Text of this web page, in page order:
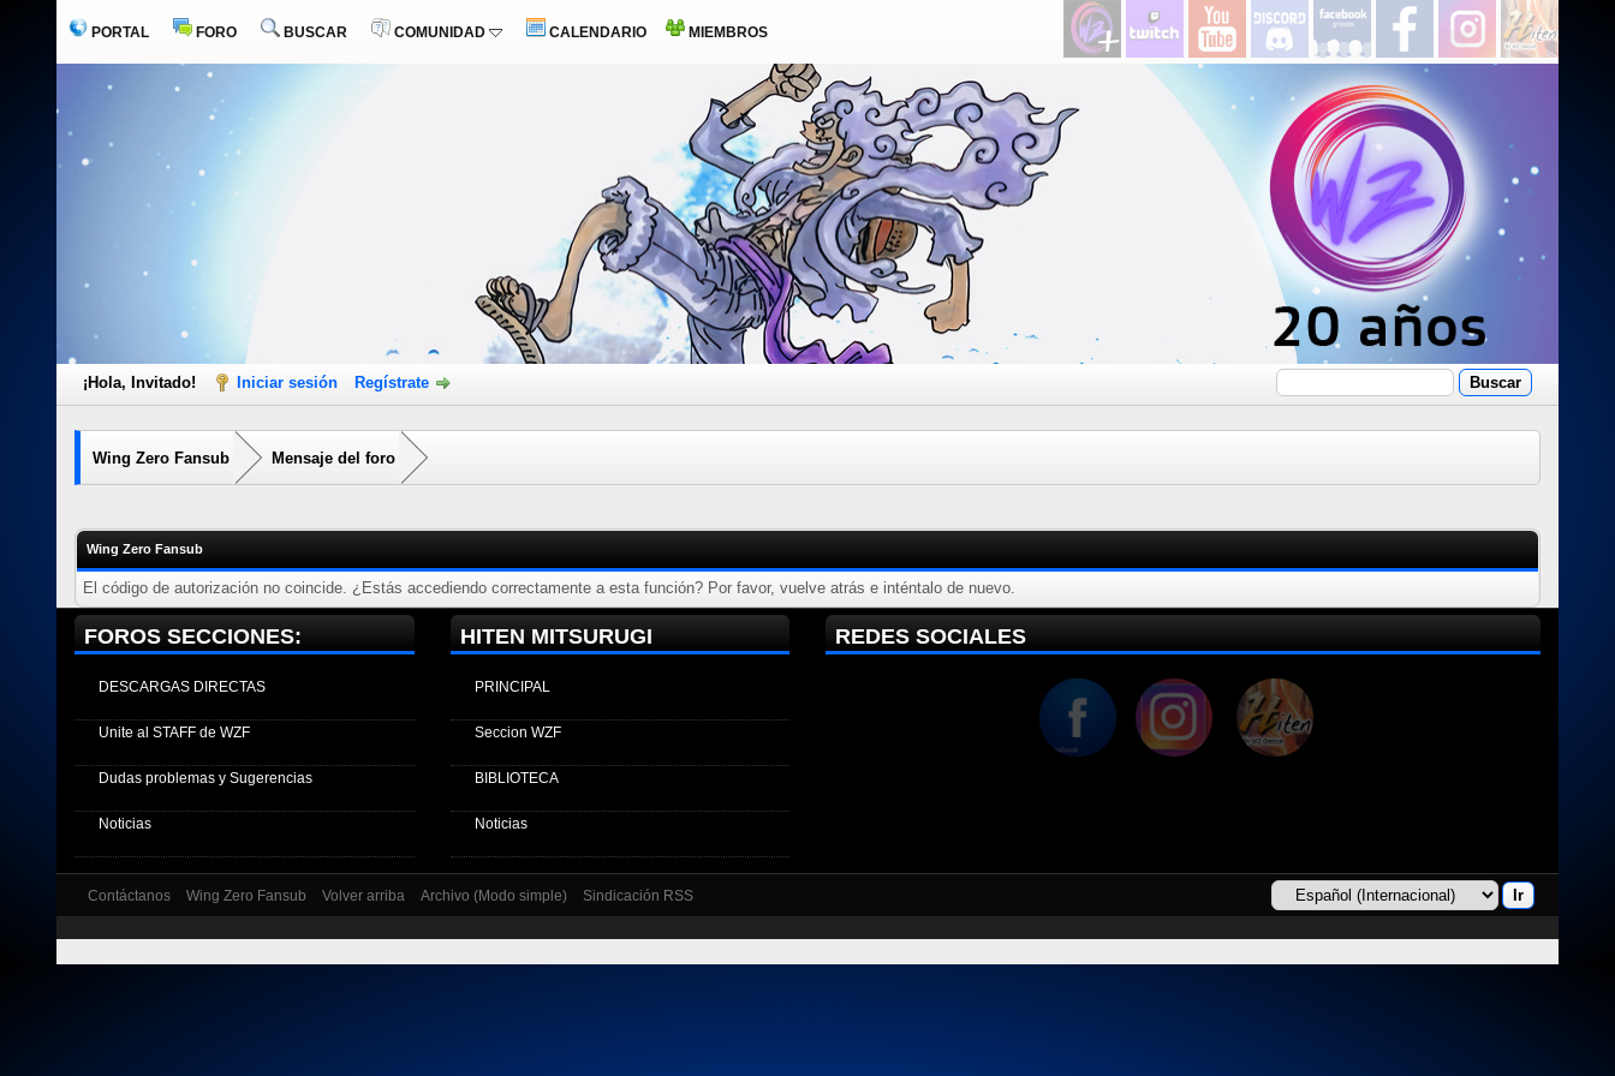
PORTAL FORO BUSCAR COMUNIDAD CALENDARIO MIEMBROS
¡Hola, Invitado! Iniciar sesión Regístrate
Wing Zero Fansub Mensaje del foro
Wing Zero Fansub
El código de autorización no coincide. ¿Estás accediendo correctamente a esta función? Por favor, vuelve atrás e inténtalo de nuevo.
FOROS SECCIONES:
DESCARGAS DIRECTAS
Unite al STAFF de WZF
Dudas problemas y Sugerencias
Noticias
HITEN MITSURUGI
PRINCIPAL
Seccion WZF
BIBLIOTECA
Noticias
REDES SOCIALES
Contáctanos Wing Zero Fansub Volver arriba Archivo (Modo simple) Sindicación RSS